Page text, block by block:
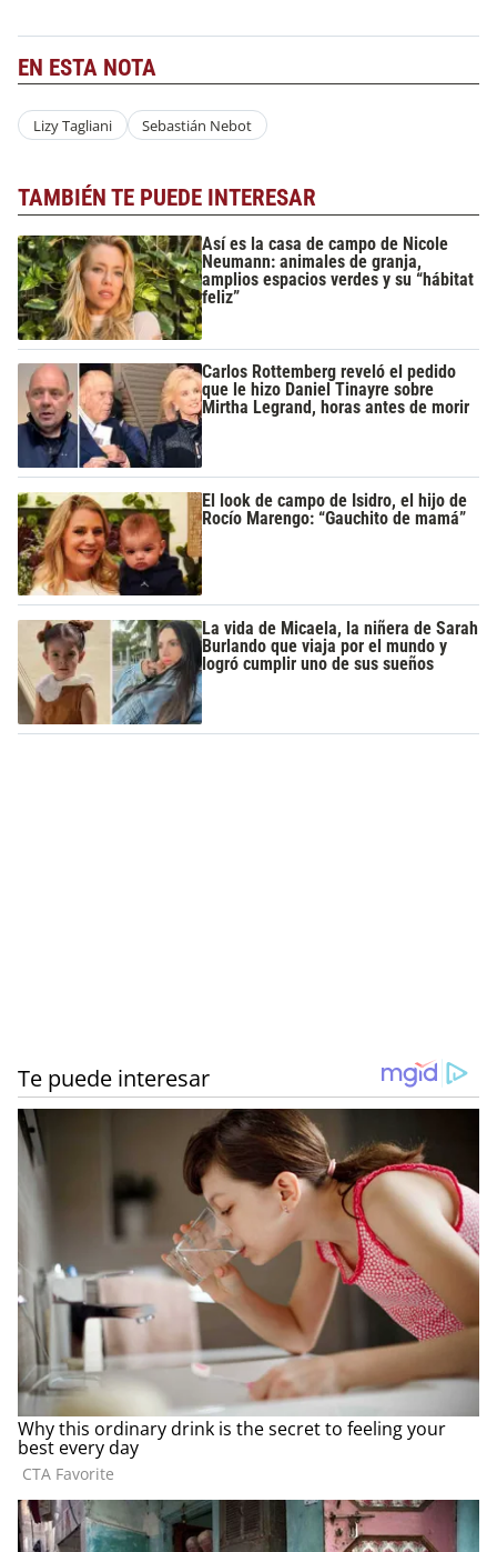
EN ESTA NOTA
Lizy Tagliani Sebastián Nebot
TAMBIÉN TE PUEDE INTERESAR
Así es la casa de campo de Nicole
Neumann: animales de granja,
amplios espacios verdes y su “hábitat
feliz”
Carlos Rottemberg reveló el pedido
que le hizo Daniel Tinayre sobre
Mirtha Legrand, horas antes de morir
El look de campo de Isidro, el hijo de
Rocío Marengo: “Gauchito de mamá”
La vida de Micaela, la niñera de Sarah
Burlando que viaja por el mundo y
logró cumplir uno de sus sueños